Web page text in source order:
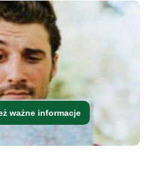
ważne informacje